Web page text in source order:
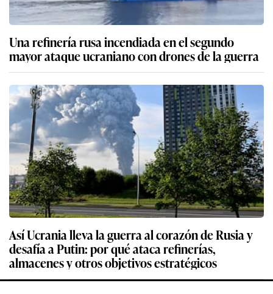
Una refinería rusa incendiada en el segundo
mayor ataque ucraniano con drones de la guerra
Así Ucrania lleva la guerra al corazón de Rusia y
desafía a Putin: por qué ataca refinerías,
almacenes y otros objetivos estratégicos